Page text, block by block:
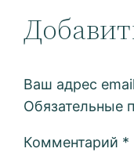
Ваш адрес
Обязательные
Комментарий *